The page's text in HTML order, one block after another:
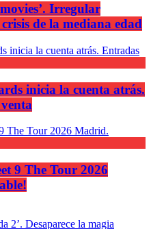
Irregular
de la mediana edad
inicia la cuenta atrás.
9 The Tour 2026